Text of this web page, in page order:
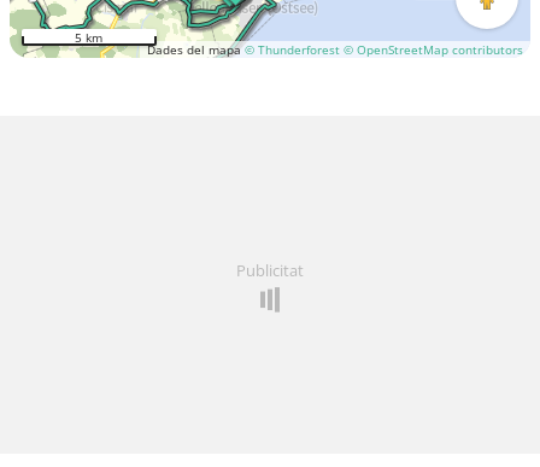
Dades del mapa© Thunderforest © OpenStreetMap contributors
5 km
Publicitat